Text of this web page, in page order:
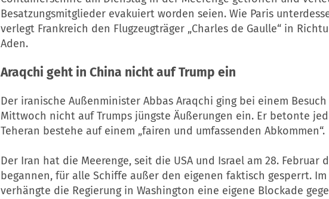
Besatzungsmitglieder evakuiert worden seien. Wie Paris
verlegt Frankreich den Flugzeugträger „Charles de Gaulle“ in
Aden.
Araqchi geht in China nicht auf Trump ein
Der iranische Außenminister Abbas Araqchi ging bei einem
Mittwoch nicht auf Trumps jüngste Äußerungen ein. Er betonte
Teheran bestehe auf einem „fairen und umfassenden Abkommen“.
Der Iran hat die Meerenge, seit die USA und Israel am 28. Februar
begannen, für alle Schiffe außer den eigenen faktisch gesperrt.
verhängte die Regierung in Washington eine eigene Blockade